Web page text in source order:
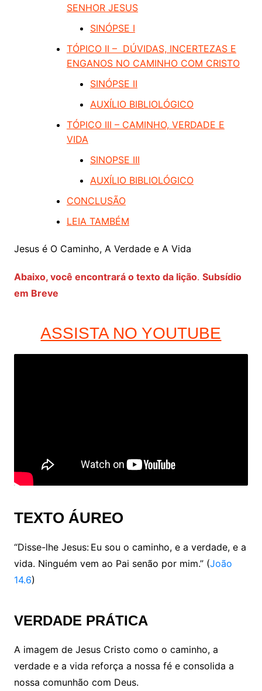
SENHOR JESUS
SINÓPSE I
TÓPICO II – DÚVIDAS, INCERTEZAS E
ENGANOS NO CAMINHO COM CRISTO
SINÓPSE II
AUXÍLIO BIBLIOLÓGICO
TÓPICO III – CAMINHO, VERDADE E
VIDA
SINOPSE III
AUXÍLIO BIBLIOLÓGICO
CONCLUSÃO
LEIA TAMBÉM
Jesus é O Caminho, A Verdade e A Vida
Abaixo, você encontrará o texto da lição. Subsídio
em Breve
ASSISTA NO YOUTUBE
TEXTO ÁUREO
“Disse-lhe Jesus: Eu sou o caminho, e a verdade, e a
vida. Ninguém vem ao Pai senão por mim.” (João
14.6)
VERDADE PRÁTICA
A imagem de Jesus Cristo como o caminho, a
verdade e a vida reforça a nossa fé e consolida a
nossa comunhão com Deus.